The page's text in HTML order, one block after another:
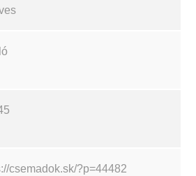
csemadok.sk/?p=44482